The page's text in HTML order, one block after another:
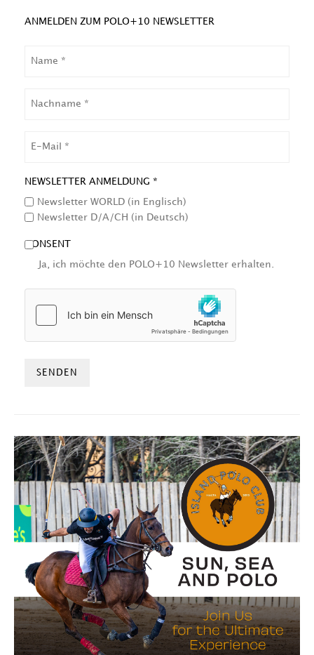
ANMELDEN ZUM POLO+10 NEWSLETTER
NEWSLETTER ANMELDUNG *
Newsletter WORLD (in Englisch)
Newsletter D/A/CH (in Deutsch)
CONSENT
Ja, ich möchte den POLO+10 Newsletter erhalten.